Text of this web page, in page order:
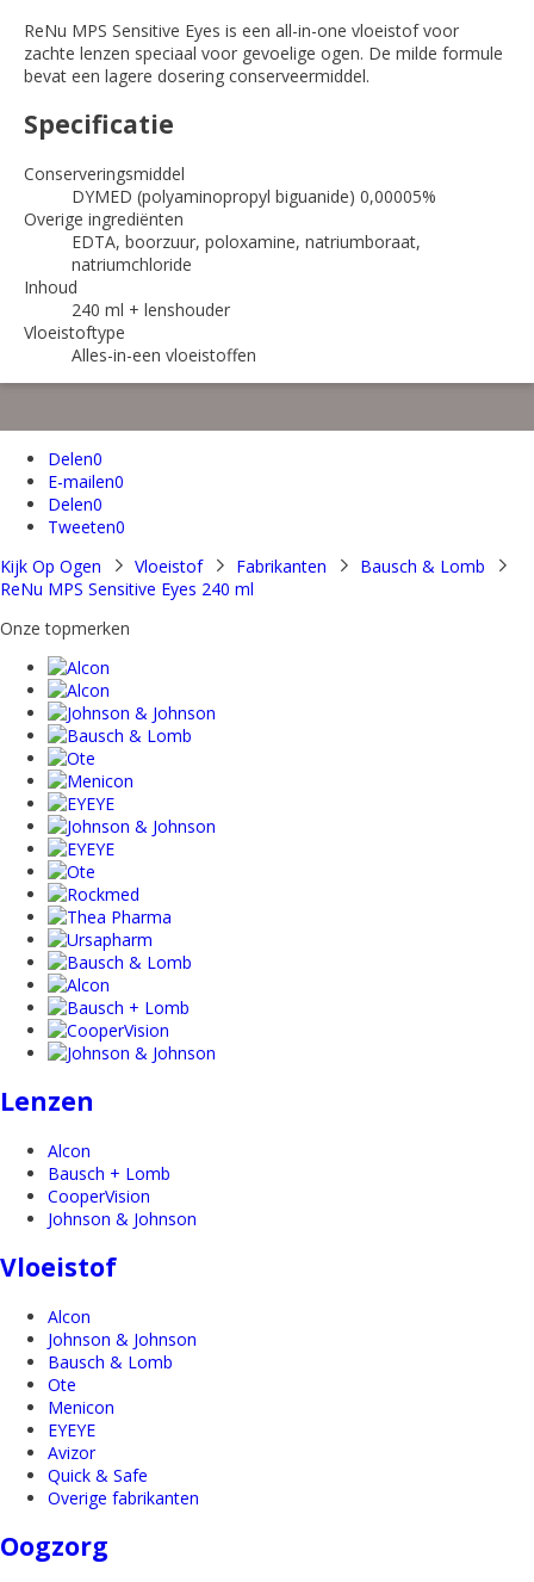
ReNu MPS Sensitive Eyes is een all-in-one vloeistof voor
zachte lenzen speciaal voor gevoelige ogen. De milde formule
bevat een lagere dosering conserveermiddel.
Specificatie
Conserveringsmiddel
DYMED (polyaminopropyl biguanide) 0,00005%
Overige ingrediënten
EDTA, boorzuur, poloxamine, natriumboraat,
natriumchloride
Inhoud
240 ml + lenshouder
Vloeistoftype
Alles-in-een vloeistoffen
Delen0
E-mailen0
Delen0
Tweeten0
Kijk Op Ogen
Vloeistof Fabrikanten
Bausch & Lomb
ReNu MPS Sensitive Eyes 240 ml
Onze topmerken
Lenzen
Alcon
Bausch + Lomb
CooperVision
Johnson & Johnson
Vloeistof
Alcon
Johnson & Johnson
Bausch & Lomb
Ote
Menicon
EYEYE
Avizor
Quick & Safe
Overige fabrikanten
Oogzorg